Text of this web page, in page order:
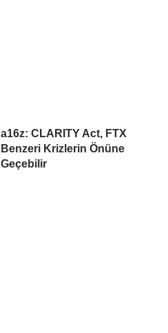
a16z: CLARITY Act, FTX
Benzeri Krizlerin Önüne
Geçebilir